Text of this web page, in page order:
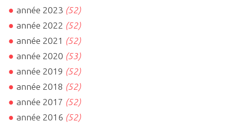
année 2023 (52)
année 2022 (52)
année 2021 (52)
année 2020 (53)
année 2019 (52)
année 2018 (52)
année 2017 (52)
année 2016 (52)